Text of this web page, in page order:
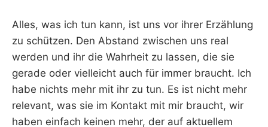
Alles, was ich tun kann, ist uns vor ihrer Erzählung
zu schützen. Den Abstand zwischen uns real
werden und ihr die Wahrheit zu lassen, die sie
gerade oder vielleicht auch für immer braucht. Ich
habe nichts mehr mit ihr zu tun. Es ist nicht mehr
relevant, was sie im Kontakt mit mir braucht, wir
haben einfach keinen mehr, der auf aktuellem